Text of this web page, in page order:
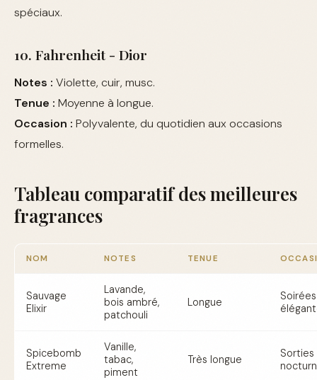
spéciaux.
10. Fahrenheit - Dior
Notes : Violette, cuir, musc.
Tenue : Moyenne à longue.
Occasion : Polyvalente, du quotidien aux occasions
formelles.
Tableau comparatif des meilleures
fragrances
NOM NOTES TENUE
Sauvage
Elixir
Lavande,
bois ambré,
patchouli
Longue
Soirées
Spicebomb
Extreme
Vanille,
tabac,
piment
Très longue
Sorties